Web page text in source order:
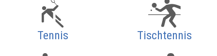
Tennis Tischtennis